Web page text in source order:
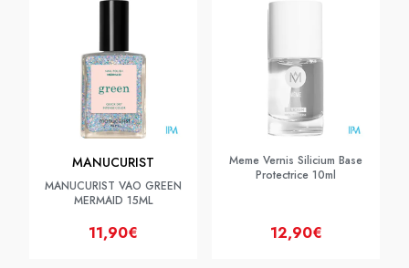
MANUCURIST
MANUCURIST VAO GREEN
MERMAID 15ML
11,90€
Meme Vernis Silicium Base
Protectrice 10ml
12,90€